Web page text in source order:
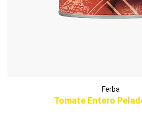
Ferba
Tomate Entero